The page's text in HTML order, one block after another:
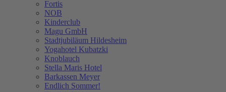
Fortis
NOB
Kinderclub
Magu GmbH
Stadtjubiläum Hildesheim
Yogahotel Kubatzki
Knoblauch
Stella Maris Hotel
Barkassen Meyer
Endlich Sommer!